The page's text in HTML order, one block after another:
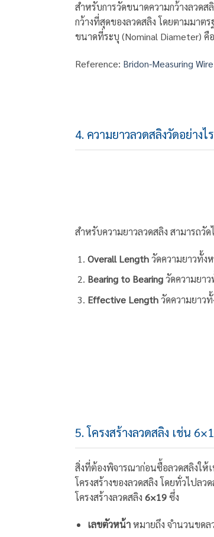
สำหรับการวัดขนาดความกว้างลวดส
กว้างที่สุดของลวดสลิง โดยตามมาต
ขนาดที่ระบุ (Nominal Diameter)
Reference: Bridon-Measuring
4. ความยาวลวดสลิงวัดอย่างไ
สำหรับความยาวลวดสลิง สามารถวั
Overall Lengthวัดความยาวทั้ง
Bearing to Bearingวัดความยาว
Effective Lengthวัดความยาว
5. โครงสร้างลวดสลิง เช่น
สิ่งที่ต้องพิจารณาก่อนซื้อลวดสลิงให้
โครงสร้างของลวดสลิง โดยทั่วไปล
โครงสร้างลวดสลิง 6×19ซึ่ง
เลขตัวหน้าหมายถึง จำนวนขดล